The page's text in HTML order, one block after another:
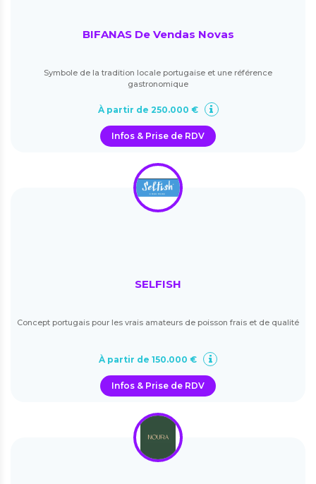
BIFANAS De Vendas Novas
Symbole de la tradition locale portugaise et une référence
gastronomique
À partir de 250.000 €
Infos & Prise de RDV
SELFISH
Concept portugais pour les vrais amateurs de poisson frais et de qualité
À partir de 150.000 €
Infos & Prise de RDV